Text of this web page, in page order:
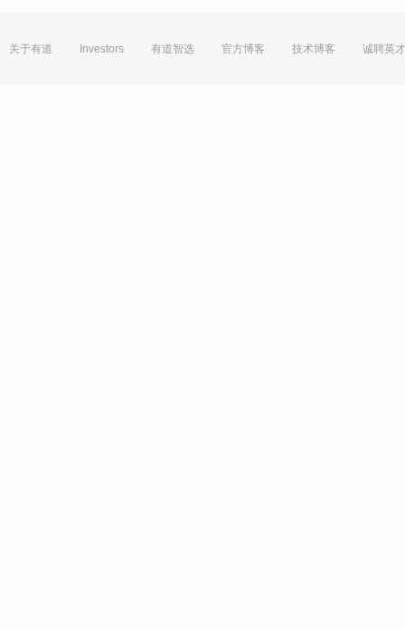
关于有道 Investors 有道智选 官方博客 技术博客 诚聘英才